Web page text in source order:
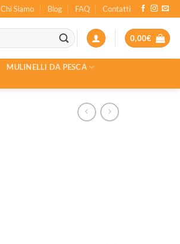
Chi Siamo Blog FAQ Contatti
0,00€
MULINELLI DA PESCA